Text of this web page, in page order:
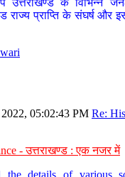
उत्तराखण्ड के विभिन्न
राज्य प्राप्ति के संघर्ष और
05:02:43 PM Re:
- उत्तराखण्ड : एक नजर में